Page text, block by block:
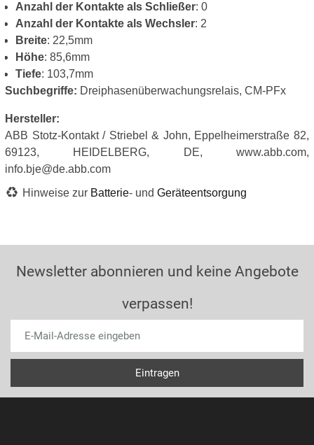
Anzahl der Kontakte als Schließer: 0
Anzahl der Kontakte als Wechsler: 2
Breite: 22,5mm
Höhe: 85,6mm
Tiefe: 103,7mm
Suchbegriffe: Dreiphasenüberwachungsrelais, CM-PFx
Hersteller:
ABB Stotz-Kontakt / Striebel & John, Eppelheimerstraße 82,
69123, HEIDELBERG, DE, www.abb.com,
info.bje@de.abb.com
Hinweise zur Batterie- und Geräteentsorgung
Newsletter abonnieren und keine Angebote
verpassen!